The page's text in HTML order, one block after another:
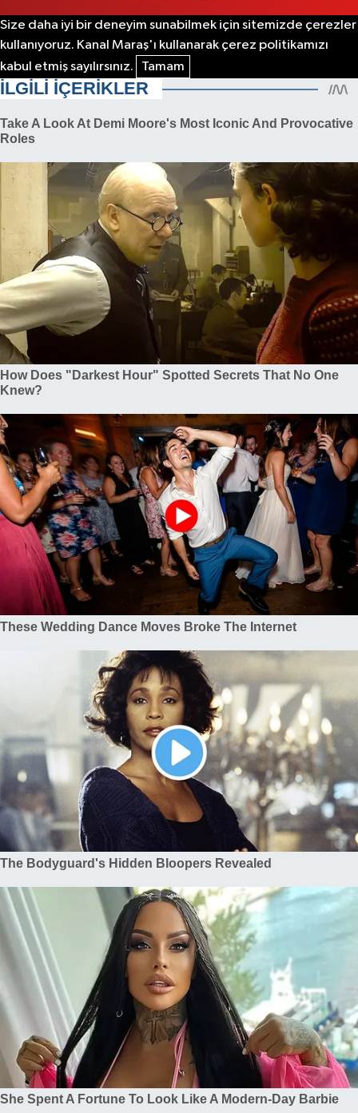
Size daha iyi bir deneyim sunabilmek için sitemizde çerezler
kullanıyoruz. Kanal Maraş'ı kullanarak çerez politikamızı
kabul etmiş sayılırsınız.
Tamam